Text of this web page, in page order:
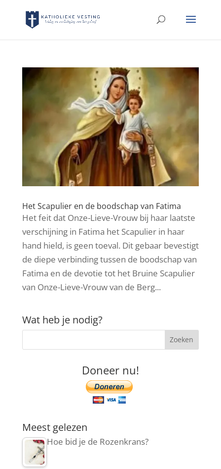
Het Scapulier en de boodschap van Fatima
Het feit dat Onze-Lieve-Vrouw bij haar laatste
verschijning in Fatima het Scapulier in haar
hand hield, is geen toeval. Dit gebaar bevestigt
de diepe verbinding tussen de boodschap van
Fatima en de devotie tot het Bruine Scapulier
van Onze-Lieve-Vrouw van de Berg...
Wat heb je nodig?
Doneer nu!
Meest gelezen
Hoe bid je de Rozenkrans?